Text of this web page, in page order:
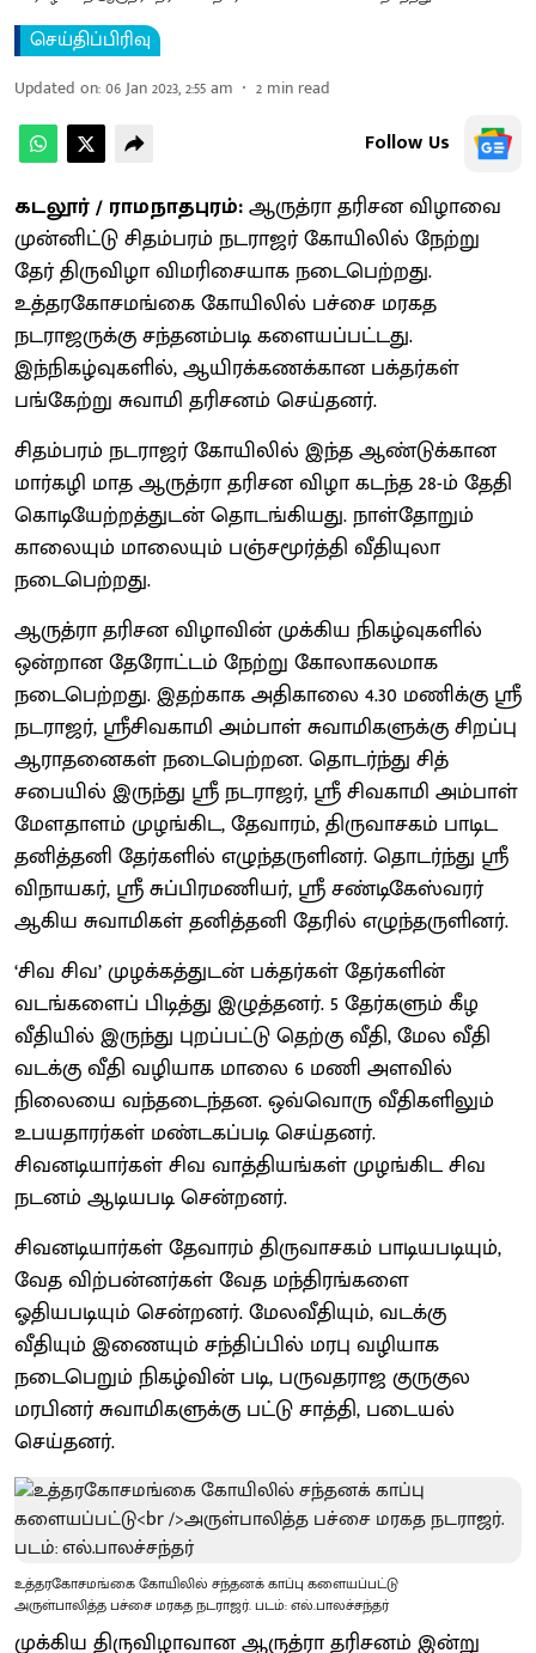
செய்திப்பிரிவு
Updated on:06 Jan 2023, 2:55 am 2 min read
Follow Us
கடலூர் / ராமநாதபுரம்:ஆருத்ரா தரிசன விழாவை
முன்னிட்டு சிதம்பரம் நடராஜர் கோயிலில் நேற்று
தேர் திருவிழா விமரிசையாக நடைபெற்றது.
உத்தரகோசமங்கை கோயிலில் பச்சை மரகத
நடராஜருக்கு சந்தனம்படி களையப்பட்டது.
இந்நிகழ்வுகளில், ஆயிரக்கணக்கான பக்தர்கள்
பங்கேற்று சுவாமி தரிசனம் செய்தனர்.
சிதம்பரம் நடராஜர் கோயிலில் இந்த ஆண்டுக்கான
மார்கழி மாத ஆருத்ரா தரிசன விழா கடந்த 28-ம் தேதி
கொடியேற்றத்துடன் தொடங்கியது. நாள்தோறும்
காலையும் மாலையும் பஞ்சமூர்த்தி வீதியுலா
நடைபெற்றது.
ஆருத்ரா தரிசன விழாவின் முக்கிய நிகழ்வுகளில்
ஒன்றான தேரோட்டம் நேற்று கோலாகலமாக
நடைபெற்றது. இதற்காக அதிகாலை 4.30 மணிக்கு ஸ்ரீ
நடராஜர், ஸ்ரீசிவகாமி அம்பாள் சுவாமிகளுக்கு சிறப்பு
ஆராதனைகள் நடைபெற்றன. தொடர்ந்து சித்
சபையில் இருந்து ஸ்ரீ நடராஜர், ஸ்ரீ சிவகாமி அம்பாள்
மேளதாளம் முழங்கிட, தேவாரம், திருவாசகம் பாடிட
தனித்தனி தேர்களில் எழுந்தருளினர். தொடர்ந்து ஸ்ரீ
விநாயகர், ஸ்ரீ சுப்பிரமணியர், ஸ்ரீ சண்டிகேஸ்வரர்
ஆகிய சுவாமிகள் தனித்தனி தேரில் எழுந்தருளினர்.
‘சிவ சிவ’ முழக்கத்துடன் பக்தர்கள் தேர்களின்
வடங்களைப் பிடித்து இழுத்தனர். 5 தேர்களும் கீழ
வீதியில் இருந்து புறப்பட்டு தெற்கு வீதி, மேல வீதி
வடக்கு வீதி வழியாக மாலை 6 மணி அளவில்
நிலையை வந்தடைந்தன. ஒவ்வொரு வீதிகளிலும்
உபயதாரர்கள் மண்டகப்படி செய்தனர்.
சிவனடியார்கள் சிவ வாத்தியங்கள் முழங்கிட சிவ
நடனம் ஆடியபடி சென்றனர்.
சிவனடியார்கள் தேவாரம் திருவாசகம் பாடியபடியும்,
வேத விற்பன்னர்கள் வேத மந்திரங்களை
ஓதியபடியும் சென்றனர். மேலவீதியும், வடக்கு
வீதியும் இணையும் சந்திப்பில் மரபு வழியாக
நடைபெறும் நிகழ்வின் படி, பருவதராஜ குருகுல
மரபினர் சுவாமிகளுக்கு பட்டு சாத்தி, படையல்
செய்தனர்.
உத்தரகோசமங்கை கோயிலில் சந்தனக் காப்பு களையப்பட்டு
அருள்பாலித்த பச்சை மரகத நடராஜர். படம்: எல்.பாலச்சந்தர்
முக்கிய திருவிழாவான ஆருத்ரா தரிசனம் இன்று